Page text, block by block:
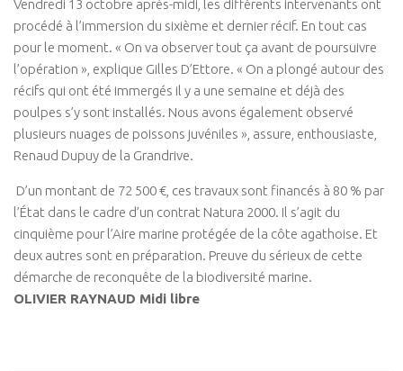
Vendredi 13 octobre après-midi, les différents intervenants ont
procédé à l’immersion du sixième et dernier récif. En tout cas
pour le moment. « On va observer tout ça avant de poursuivre
l’opération », explique Gilles D’Ettore. « On a plongé autour des
récifs qui ont été immergés il y a une semaine et déjà des
poulpes s’y sont installés. Nous avons également observé
plusieurs nuages de poissons juvéniles », assure, enthousiaste,
Renaud Dupuy de la Grandrive.
D’un montant de 72 500 €, ces travaux sont financés à 80 % par
l’État dans le cadre d’un contrat Natura 2000. Il s’agit du
cinquième pour l’Aire marine protégée de la côte agathoise. Et
deux autres sont en préparation. Preuve du sérieux de cette
démarche de reconquête de la biodiversité marine.
OLIVIER RAYNAUD Midi libre